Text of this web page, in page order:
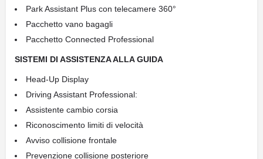
Park Assistant Plus con telecamere 360°
Pacchetto vano bagagli
Pacchetto Connected Professional
SISTEMI DI ASSISTENZA ALLA GUIDA
Head-Up Display
Driving Assistant Professional:
Assistente cambio corsia
Riconoscimento limiti di velocità
Avviso collisione frontale
Prevenzione collisione posteriore